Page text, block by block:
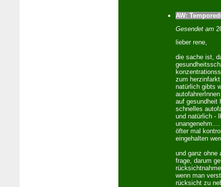
AW:
Gesendet am
lieber rene,
die sache ist,
zum
natürlich gibts
auf gesundheit
schnelles
und natürlich -
öfter mal
eingehalten
und ganz ohne
frage, darum
wenn man
rücksicht zu